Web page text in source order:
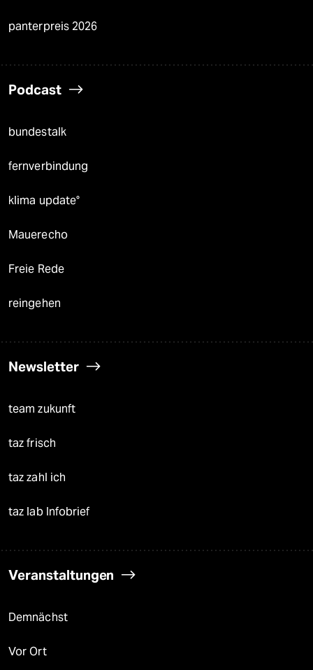
panterpreis 2026
Podcast
bundestalk
fernverbindung
klima update°
Mauerecho
Freie Rede
reingehen
Newsletter
team zukunft
taz frisch
taz zahl ich
taz lab Infobrief
Veranstaltungen
Demnächst
Vor Ort